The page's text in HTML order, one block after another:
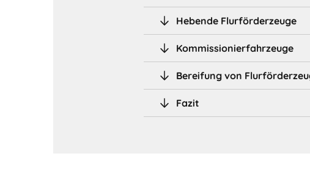
Hebende Flurförderzeuge
Kommissionierfahrzeuge
Bereifung von
Fazit